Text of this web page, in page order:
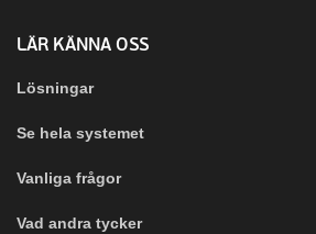
LÄR KÄNNA OSS
Lösningar
Se hela systemet
Vanliga frågor
Vad andra tycker